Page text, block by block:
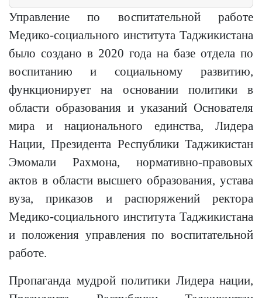
Управление по воспитательной работе
Медико-социального института Таджикистана
было создано в 2020 года на базе отдела по
воспитанию и социальному развитию,
функционирует на основании политики в
области образования и указаний Основателя
мира и национального единства, Лидера
Нации, Президента Республики Таджикистан
Эмомали Рахмона, нормативно-правовых
актов в области высшего образования, устава
вуза, приказов и распоряжений ректора
Медико-социального института Таджикистана
и положения управления по воспитательной
работе.
Пропаганда мудрой политики Лидера нации,